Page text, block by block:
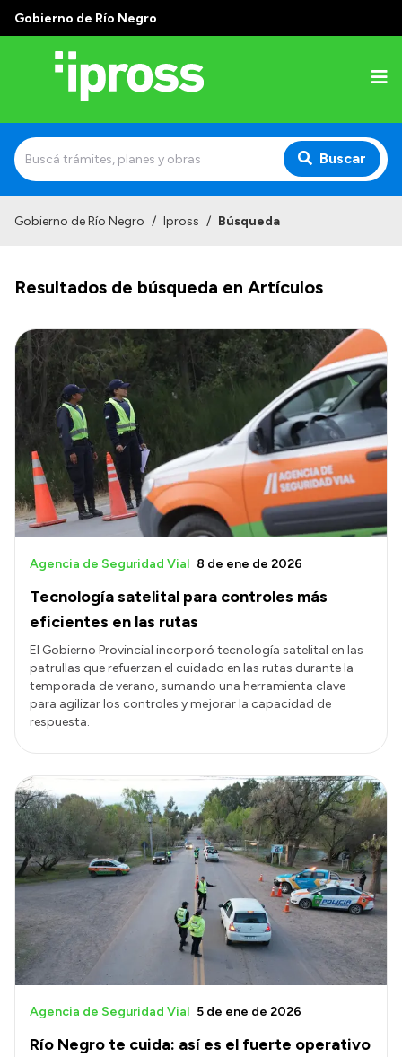
Gobierno de Río Negro
Buscar
¿Qué es IPROSS?
Autoridades
Delegaciones
Consultorios Propios
Presentación CV
Transparencia
Inversión en Salud
Licitaciones
Gobierno de Río Negro / Ipross / Búsqueda
Resultados de búsqueda en Artículos
Tecnología satelital para controles más
eficientes en las rutas
Agencia de Seguridad Vial 8 de ene de 2026
El Gobierno Provincial incorporó tecnología satelital en las
patrullas que refuerzan el cuidado en las rutas durante la
temporada de verano, sumando una herramienta clave
para agilizar los controles y mejorar la capacidad de
respuesta.
Río Negro te cuida: así es el fuerte operativo
Agencia de Seguridad Vial 5 de ene de 2026